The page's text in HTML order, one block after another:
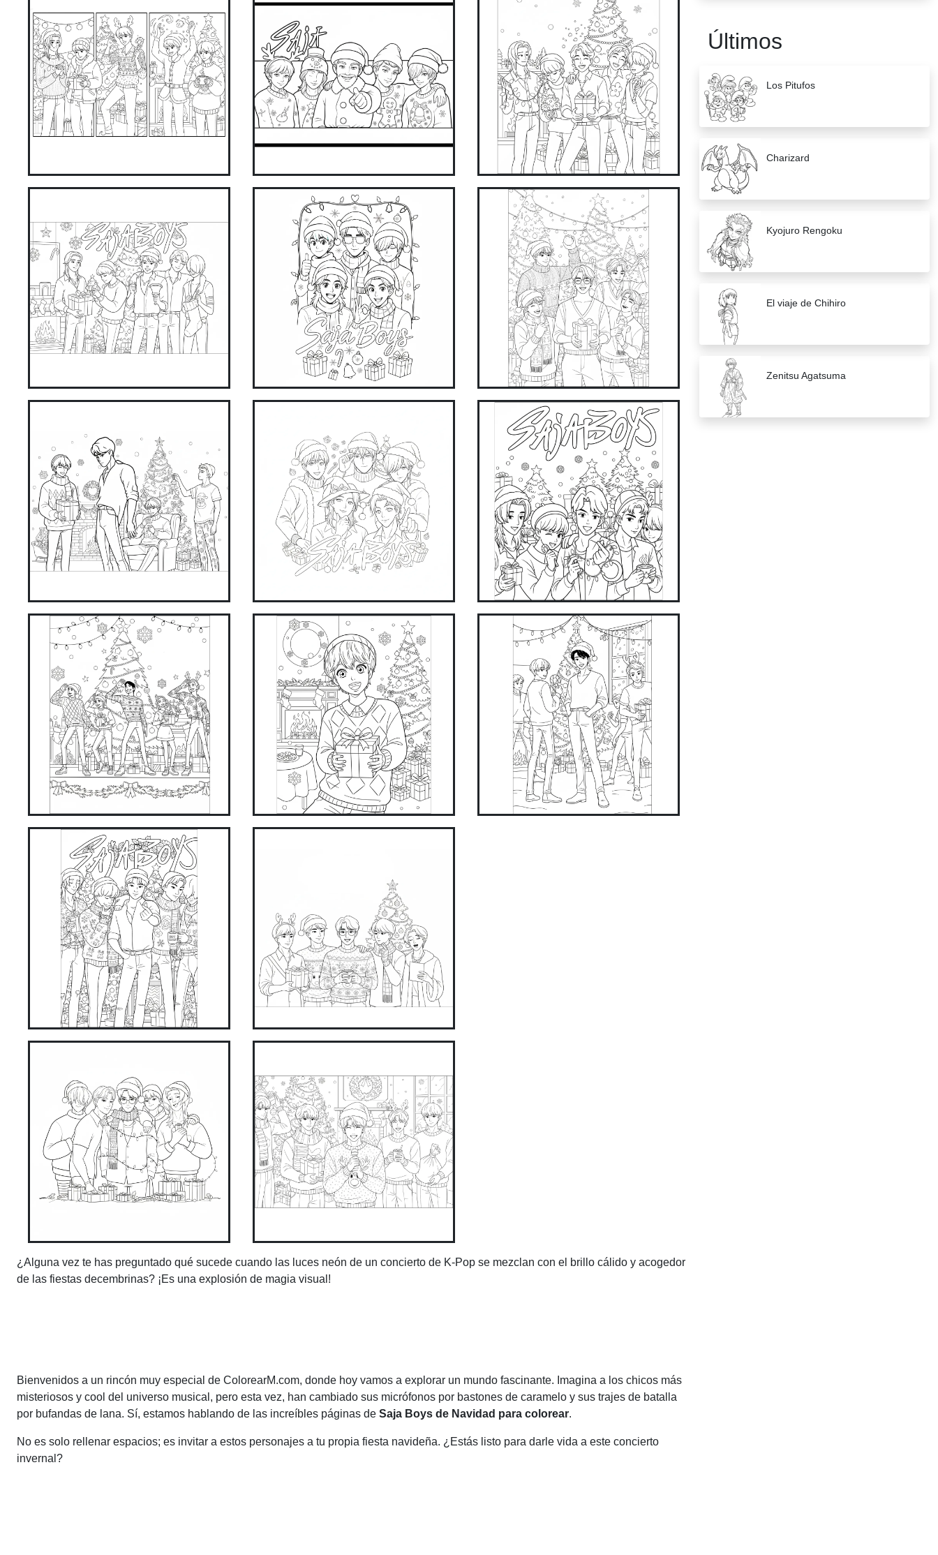
¿Alguna vez te has preguntado qué sucede cuando las luces neón de un concierto de K-Pop se mezclan con el brillo cálido y acogedor
de las fiestas decembrinas? ¡Es una explosión de magia visual!
Bienvenidos a un rincón muy especial de ColorearM.com, donde hoy vamos a explorar un mundo fascinante. Imagina a los chicos más
misteriosos y cool del universo musical, pero esta vez, han cambiado sus micrófonos por bastones de caramelo y sus trajes de batalla
por bufandas de lana. Sí, estamos hablando de las increíbles páginas de Saja Boys de Navidad para colorear.
No es solo rellenar espacios; es invitar a estos personajes a tu propia fiesta navideña. ¿Estás listo para darle vida a este concierto
invernal?
Últimos
Los Pitufos
Charizard
Kyojuro Rengoku
El viaje de Chihiro
Zenitsu Agatsuma